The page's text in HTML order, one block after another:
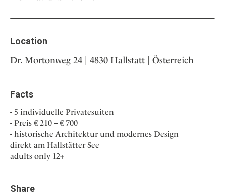
Location
Dr. Mortonweg 24 | 4830 Hallstatt | Österreich
Facts
5 individuelle Privatesuiten
Preis € 210 – € 700
historische Architektur und modernes Design
direkt am Hallstätter See
adults only 12+
Share